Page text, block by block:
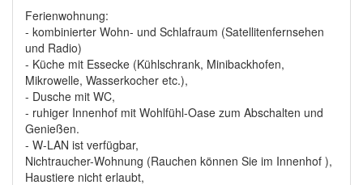
Ferienwohnung:
- kombinierter Wohn- und Schlafraum (Satellitenfernsehen
und Radio)
- Küche mit Essecke (Kühlschrank, Minibackhofen,
Mikrowelle, Wasserkocher etc.),
- Dusche mit WC,
- ruhiger Innenhof mit Wohlfühl-Oase zum Abschalten und
Genießen.
- W-LAN ist verfügbar,
Nichtraucher-Wohnung (Rauchen können Sie im Innenhof ),
Haustiere nicht erlaubt,